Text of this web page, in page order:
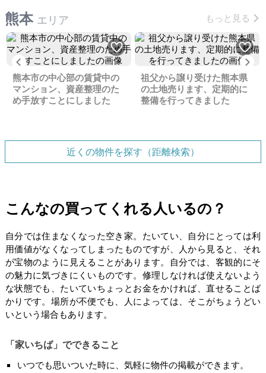
熊本 エリア もっと見る
Previous
熊本市の中心部の賃貸中の
マンション、資産整理のた
め手放すことにしました
祖父から譲り受けた熊本県
の土地売ります、定期的に
整備を行ってきました
近くの物件を探す（距離検索）
こんなの買ってくれる人いるの？
自分では住まなくなった空き家。たいてい、自分にとっては利
用価値がなくなってしまったものですが、人から見ると、それ
が宝物のように見えることがあります。自分では、客観的にそ
の魅力に気づきにくいものです。修理しなければ使えないよう
な状態でも、たいていちょっとお金をかければ、直せることば
かりです。場所が不便でも、人によっては、そこがちょうどい
いという場合もあります。
「家いちば」でできること
いつでも思いついた時に、気軽に物件の掲載ができます。